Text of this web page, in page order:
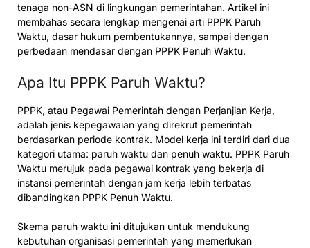
tenaga non-ASN di lingkungan pemerintahan. Artikel ini
membahas secara lengkap mengenai arti PPPK Paruh
Waktu, dasar hukum pembentukannya, sampai dengan
perbedaan mendasar dengan PPPK Penuh Waktu.
Apa Itu PPPK Paruh Waktu?
PPPK, atau Pegawai Pemerintah dengan Perjanjian Kerja,
adalah jenis kepegawaian yang direkrut pemerintah
berdasarkan periode kontrak. Model kerja ini terdiri dari dua
kategori utama: paruh waktu dan penuh waktu. PPPK Paruh
Waktu merujuk pada pegawai kontrak yang bekerja di
instansi pemerintah dengan jam kerja lebih terbatas
dibandingkan PPPK Penuh Waktu.
Skema paruh waktu ini ditujukan untuk mendukung
kebutuhan organisasi pemerintah yang memerlukan